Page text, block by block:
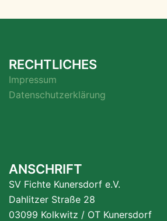
RECHTLICHES
Impressum
Datenschutzerklärung
ANSCHRIFT
SV Fichte Kunersdorf e.V.
Dahlitzer Straße 28
03099 Kolkwitz / OT Kunersdorf